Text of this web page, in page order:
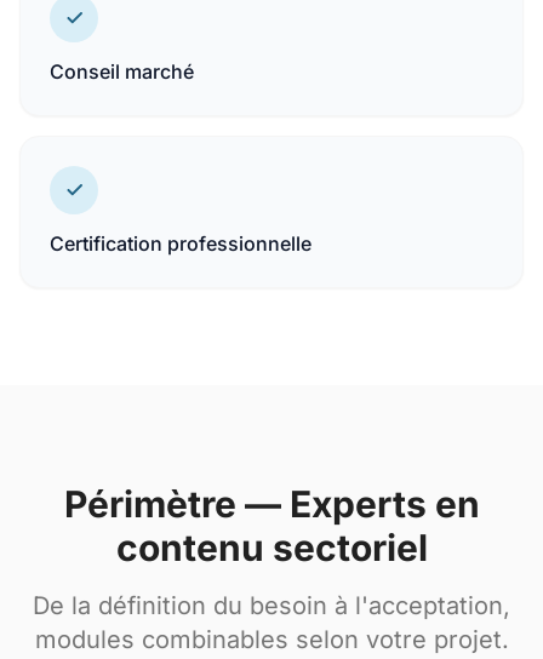
Conseil marché
Certification professionnelle
Périmètre — Experts en
contenu sectoriel
De la définition du besoin à l'acceptation,
modules combinables selon votre projet.